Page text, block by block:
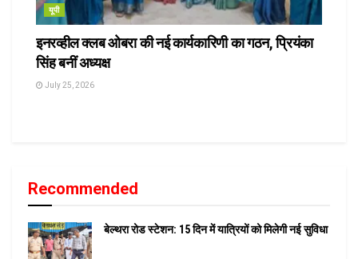
यूपी
इनरव्हील क्लब ओबरा की नई कार्यकारिणी का गठन, प्रियंका
सिंह बनीं अध्यक्ष
July 25, 2026
Recommended
बेल्थरा रोड स्टेशन: 15 दिन में यात्रियों को मिलेगी नई सुविधा